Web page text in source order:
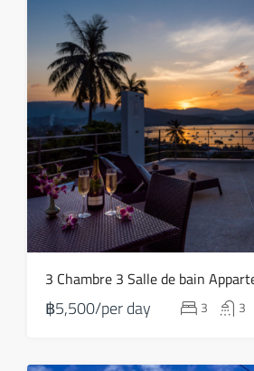
Août
sam
15
Août
dim
16
17
Août
mar
฿5,500/per day 3 3